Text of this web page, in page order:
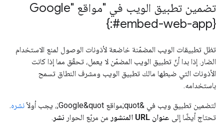
تضمين تطبيق الويب في "مواقع Google"
{:#embed-web-app}
تظل تطبيقات الويب المضمّنة خاضعة لأذونات الوصول لمنع الاستخدام
الضار. إذا بدا أنّ تطبيق الويب المضمّن لا يعمل، تحقّق مما إذا كانت
الأذونات التي ضبطها مالك تطبيق الويب ومشرف النطاق تسمح
باستخدامه.
لتضمين تطبيق ويب في &quot;مواقع Google&quot;، يجب أولاً نشره.
تحتاج أيضًا إلى عنوان URL المنشور من مربّع الحوار نشر .